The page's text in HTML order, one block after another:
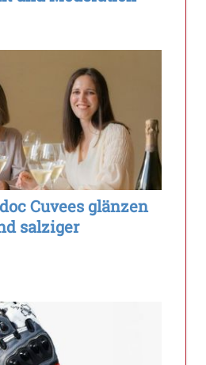
Cuvees glänzen
salziger